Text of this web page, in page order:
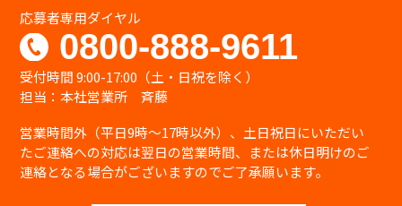
応募者専用ダイヤル
0800-888-9611
受付時間 9:00-17:00（土・日祝を除く）
担当：本社営業所 斉藤
営業時間外（平日9時〜17時以外）、土日祝日にいただい
たご連絡への対応は翌日の営業時間、または休日明けのご
連絡となる場合がございますのでご了承願います。